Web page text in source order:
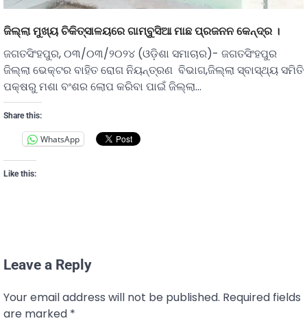
ଜିଲ୍ଲା ମୁଖ୍ୟ ଚିକିତ୍ସାଳୟରେ ଗାମ୍ବୁସିଆ ମାଛ ପ୍ରଜନନ କେନ୍ଦ୍ର ।
ଜଗତସିଂହପୁର, ୦୩/୦୩/୨୦୨୪ (ଓଡ଼ିଶା ସମାଚାର)- ଜଗତସିଂହପୁର
ଜିଲ୍ଲା ଭେକ୍ଟର ବାହିତ ରୋଗ ନିୟନ୍ତ୍ରଣ ବିଭାଗ,ଜିଲ୍ଲା ସ୍ବାସ୍ଥ୍ୟ ସମିତି
ପକ୍ଷରୁ ମଶା ବଂଶର ଲୋପ କରିବା ପାଇଁ ଜିଲ୍ଲା…
Share this:
WhatsApp
Like this:
Leave a Reply
Your email address will not be published. Required fields
are marked *